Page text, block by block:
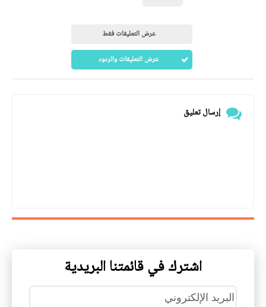
عرض التعليقات فقط
عرض التعليقات والردود
إرسال تعليق
اشترك في قائمتنا البريدية